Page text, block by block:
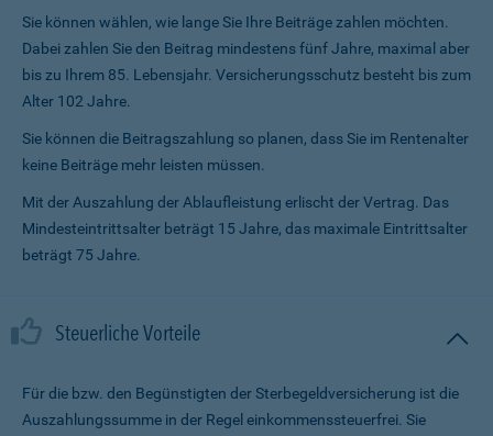
Sie können wählen, wie lange Sie Ihre Beiträge zahlen möchten.
Dabei zahlen Sie den Beitrag mindestens fünf Jahre, maximal aber
bis zu Ihrem 85. Lebensjahr. Versicherungsschutz besteht bis zum
Alter 102 Jahre.
Sie können die Beitragszahlung so planen, dass Sie im Renten­alter
keine Beiträge mehr leisten müssen.
Mit der Auszahlung der Ablaufleistung erlischt der Vertrag. Das
Mindesteintrittsalter beträgt 15 Jahre, das maximale Eintrittsalter
beträgt 75 Jahre.
Steuerliche Vorteile
Für die bzw. den Begünstigten der Sterbegeldversicherung ist die
Auszahlungssumme in der Regel einkommenssteuerfrei. Sie